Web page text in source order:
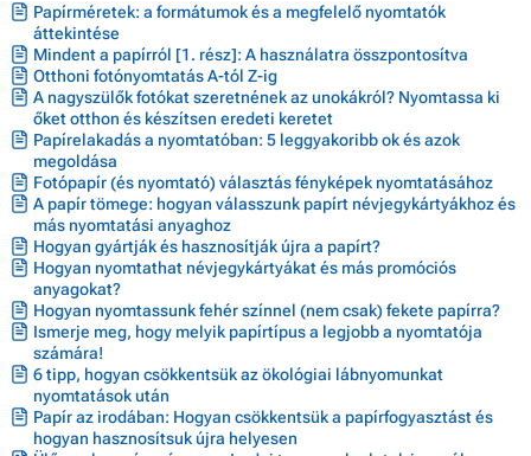
Papírméretek: a formátumok és a megfelelő nyomtatók
áttekintése
Mindent a papírról [1. rész]: A használatra összpontosítva
Otthoni fotónyomtatás A-tól Z-ig
A nagyszülők fotókat szeretnének az unokákról? Nyomtassa ki
őket otthon és készítsen eredeti keretet
Papírelakadás a nyomtatóban: 5 leggyakoribb ok és azok
megoldása
Fotópapír (és nyomtató) választás fényképek nyomtatásához
A papír tömege: hogyan válasszunk papírt névjegykártyákhoz és
más nyomtatási anyaghoz
Hogyan gyártják és hasznosítják újra a papírt?
Hogyan nyomtathat névjegykártyákat és más promóciós
anyagokat?
Hogyan nyomtassunk fehér színnel (nem csak) fekete papírra?
Ismerje meg, hogy melyik papírtípus a legjobb a nyomtatója
számára!
6 tipp, hogyan csökkentsük az ökológiai lábnyomunkat
nyomtatások után
Papír az irodában: Hogyan csökkentsük a papírfogyasztást és
hogyan hasznosítsuk újra helyesen